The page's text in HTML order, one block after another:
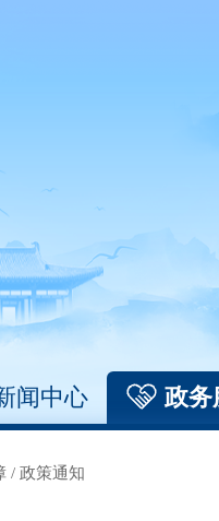
闻中心 政务
/ 政策通知